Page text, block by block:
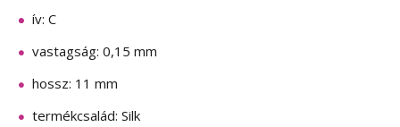
ív: C
vastagság: 0,15 mm
hossz: 11 mm
termékcsalád: Silk